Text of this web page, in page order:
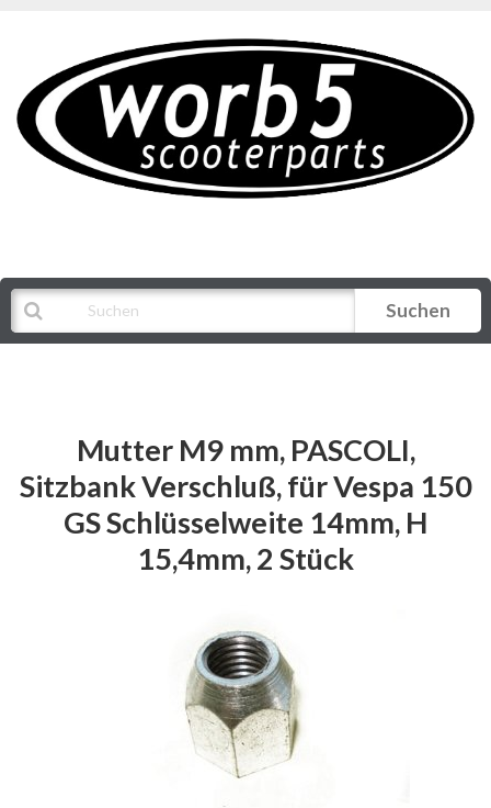
Suchen
Mutter M9 mm, PASCOLI,
Sitzbank Verschluß, für Vespa 150
GS Schlüsselweite 14mm, H
15,4mm, 2 Stück